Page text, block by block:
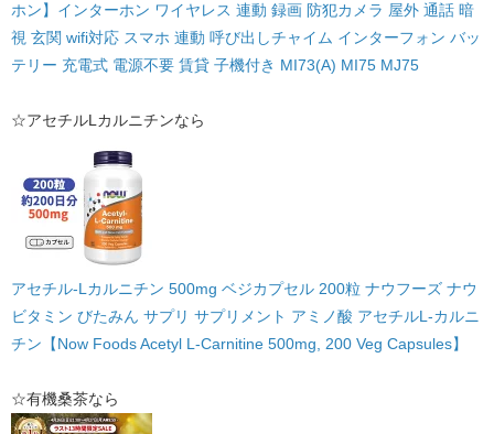
ホン】インターホン ワイヤレス 連動 録画 防犯カメラ 屋外 通話 暗
視 玄関 wifi対応 スマホ 連動 呼び出しチャイム インターフォン バッ
テリー 充電式 電源不要 賃貸 子機付き MI73(A) MI75 MJ75
☆アセチルLカルニチンなら
アセチル-Lカルニチン 500mg ベジカプセル 200粒 ナウフーズ ナウ
ビタミン びたみん サプリ サプリメント アミノ酸 アセチルL-カルニ
チン【Now Foods Acetyl L-Carnitine 500mg, 200 Veg Capsules】
☆有機桑茶なら